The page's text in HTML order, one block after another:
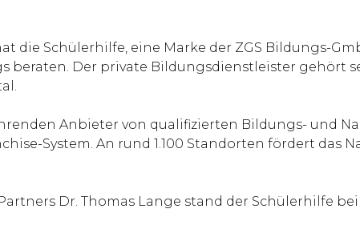
die Schülerhilfe, eine Marke der ZGS Bildungs-
beraten. Der private Bildungsdienstleister gehört
Anbieter von qualifizierten Bildungs- und
System. An rund 1.100 Standorten fördert das
Dr. Thomas Lange stand der Schülerhilfe